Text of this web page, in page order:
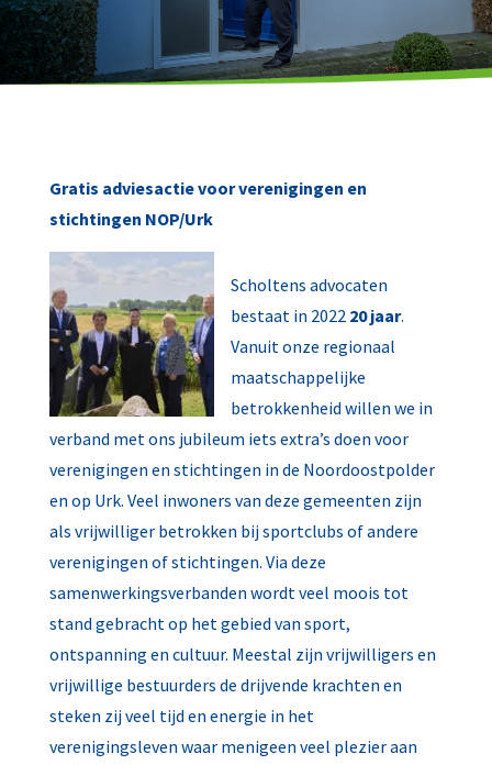
Gratis adviesactie voor verenigingen en
stichtingen NOP/Urk
Scholtens advocaten
bestaat in 2022 20 jaar.
Vanuit onze regionaal
maatschappelijke
betrokkenheid willen we in
verband met ons jubileum iets extra’s doen voor
verenigingen en stichtingen in de Noordoostpolder
en op Urk. Veel inwoners van deze gemeenten zijn
als vrijwilliger betrokken bij sportclubs of andere
verenigingen of stichtingen. Via deze
samenwerkingsverbanden wordt veel moois tot
stand gebracht op het gebied van sport,
ontspanning en cultuur. Meestal zijn vrijwilligers en
vrijwillige bestuurders de drijvende krachten en
steken zij veel tijd en energie in het
verenigingsleven waar menigeen veel plezier aan